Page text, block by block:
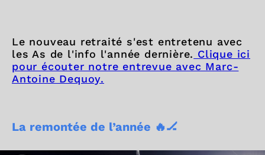
Le nouveau retraité s'est entretenu avec
les As de l'info l'année dernière. Clique ici
pour écouter notre entrevue avec Marc-
Antoine Dequoy.
La remontée de l’année 🔥🏒